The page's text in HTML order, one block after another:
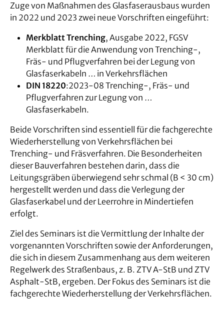
Zuge von Maßnahmen des Glasfaserausbaus wurden
in 2022 und 2023 zwei neue Vorschriften eingeführt:
Merkblatt Trenching, Ausgabe 2022, FGSV
Merkblatt für die Anwendung von Trenching-,
Fräs- und Pflugverfahren bei der Legung von
Glasfaserkabeln … in Verkehrsflächen
DIN 18220:2023-08 Trenching-, Fräs- und
Pflugverfahren zur Legung von …
Glasfaserkabeln.
Beide Vorschriften sind essentiell für die fachgerechte
Wiederherstellung von Verkehrsflächen bei
Trenching- und Fräsverfahren. Die Besonderheiten
dieser Bauverfahren bestehen darin, dass die
Leitungsgräben überwiegend sehr schmal (B < 30 cm)
hergestellt werden und dass die Verlegung der
Glasfaserkabel und der Leerrohre in Mindertiefen
erfolgt.
Ziel des Seminars ist die Vermittlung der Inhalte der
vorgenannten Vorschriften sowie der Anforderungen,
die sich in diesem Zusammenhang aus dem weiteren
Regelwerk des Straßenbaus, z. B. ZTV A-StB und ZTV
Asphalt-StB, ergeben. Der Fokus des Seminars ist die
fachgerechte Wiederherstellung der Verkehrsflächen.